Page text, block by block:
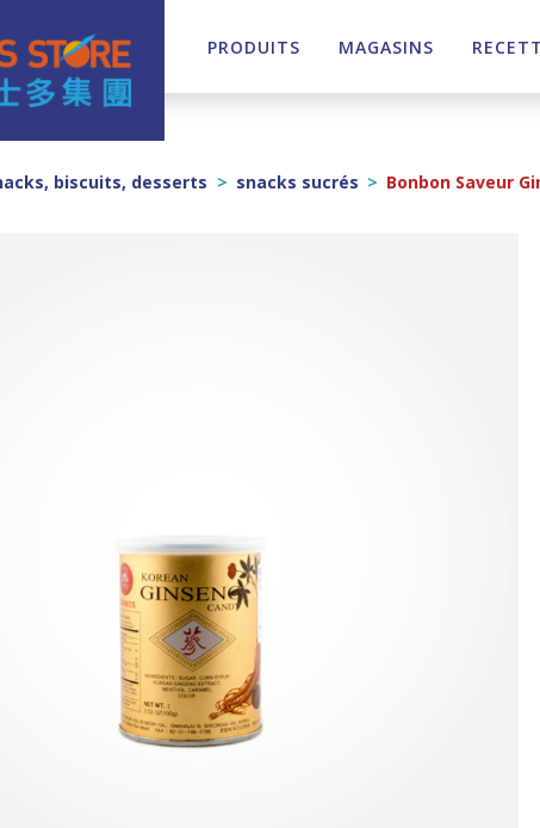
PRODUITS MAGASINS
biscuits, desserts > snacks sucrés > Bonbon Saveur